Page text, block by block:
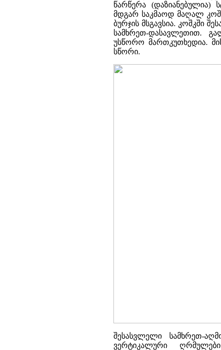
წარწერა (დაზიანებულია)
მდგარ საკმაოდ მაღალ
ბურჯის მსგავსია. კოშკში
სამხრეთ-დასავლეთით.
უსწორო მართკუთხედია.
სწორი.
შესასვლელი სამხრეთ-
ვერტიკალური